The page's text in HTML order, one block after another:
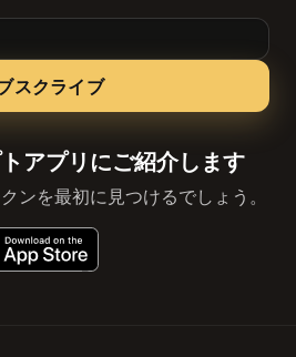
スクライブ
アプリにご紹介します
ンを最初に見つけるでしょう。